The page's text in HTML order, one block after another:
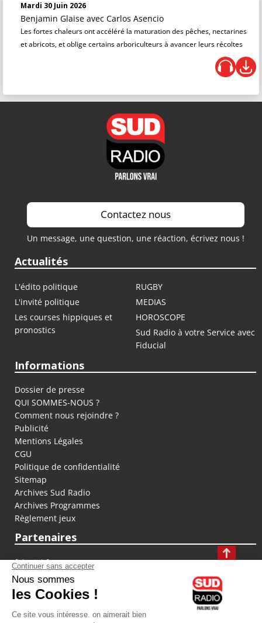
Mardi 30 Juin 2026
Benjamin Glaise avec Carlos Asencio
Les fortes chaleurs ont accéléré la maturation des pêches, nectarines
et abricots, et oblige certains arboriculteurs à avancer leurs récoltes
Contactez nous
Un message, une question, une réaction, écrivez nous !
Actualités
L'édito politique
RUGBY
L'invité politique
MEDIAS
Les courses hippiques et
pronostics
HOROSCOPE
Sud Radio à votre Service avec
Fiducial
Informations
Dossier de presse
QUI SOMMES-NOUS ?
Comment nous rejoindre ?
Publicité
Mentions Légales
CGU
Politique de confidentialité
Sitemap
Archives Sud Radio
Archives Programmes
Règlement jeux
Partenaires
fiducial.fr
lyoncapitale.fr
olympique-et-lyonnais.com
L'application Iphone / Android